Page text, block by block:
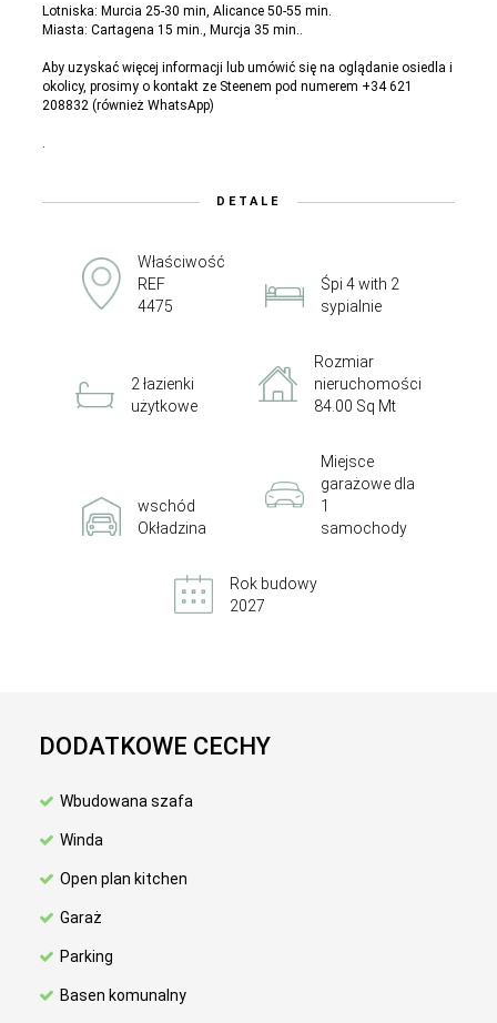
Lotniska: Murcia 25-30 min, Alicance 50-55 min.
Miasta: Cartagena 15 min., Murcja 35 min..
Aby uzyskać więcej informacji lub umówić się na oglądanie osiedla i
okolicy, prosimy o kontakt ze Steenem pod numerem +34 621
208832 (również WhatsApp)
.
DETALE
Właściwość
REF
4475
Śpi 4 with 2
sypialnie
2 łazienki
użytkowe
Rozmiar
nieruchomości
84.00 Sq Mt
wschód
Okładzina
Miejsce
garażowe dla
1
samochody
Rok budowy
2027
DODATKOWE CECHY
Wbudowana szafa
Winda
Open plan kitchen
Garaż
Parking
Basen komunalny